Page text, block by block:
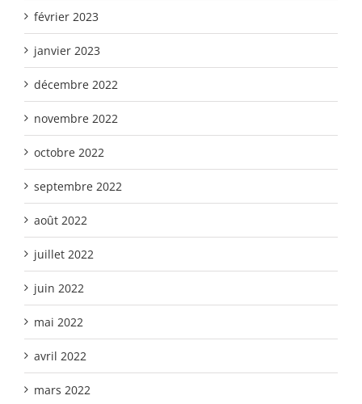
février 2023
janvier 2023
décembre 2022
novembre 2022
octobre 2022
septembre 2022
août 2022
juillet 2022
juin 2022
mai 2022
avril 2022
mars 2022